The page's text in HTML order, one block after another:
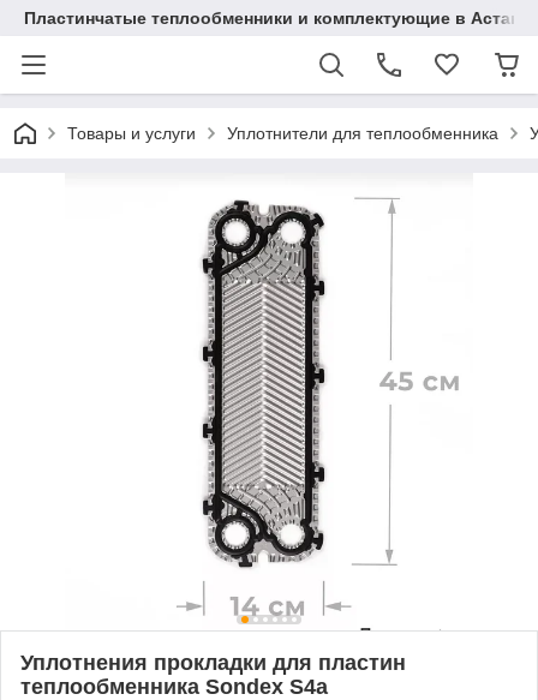
Пластинчатые теплообменники и комплектующие в Астане
Товары и услуги Уплотнители для теплообменника
Уплотнения прокладки для пластин
теплообменника Sondex S4a